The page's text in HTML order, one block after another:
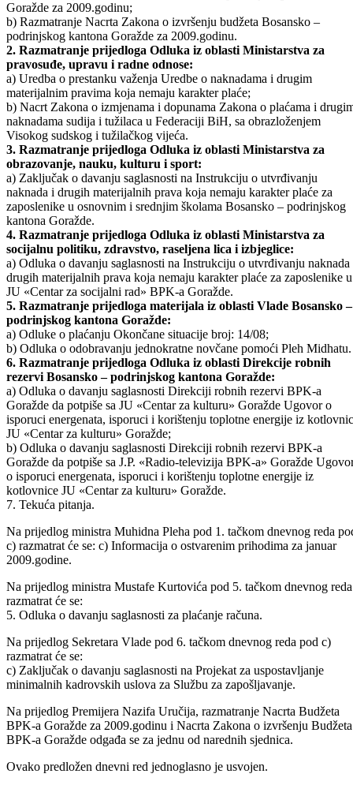
1. Razmatranje prijedloga Odluka iz oblasti Ministarstva za
finansije:
a) Razmatranje Nacrta Budžeta Bosansko – podrinjskog kantona
Goražde za 2009.godinu;
b) Razmatranje Nacrta Zakona o izvršenju budžeta Bosansko –
podrinjskog kantona Goražde za 2009.godinu.
2. Razmatranje prijedloga Odluka iz oblasti Ministarstva za
pravosuđe, upravu i radne odnose:
a) Uredba o prestanku važenja Uredbe o naknadama i drugim
materijalnim pravima koja nemaju karakter plaće;
b) Nacrt Zakona o izmjenama i dopunama Zakona o plaćama i
naknadama sudija i tužilaca u Federaciji BiH, sa obrazloženjem
Visokog sudskog i tužilačkog vijeća.
3. Razmatranje prijedloga Odluka iz oblasti Ministarstva za
obrazovanje, nauku, kulturu i sport:
a) Zaključak o davanju saglasnosti na Instrukciju o utvrđivanju
naknada i drugih materijalnih prava koja nemaju karakter plaće za
zaposlenike u osnovnim i srednjim školama Bosansko – podrinjskog
kantona Goražde.
4. Razmatranje prijedloga Odluka iz oblasti Ministarstva za
socijalnu politiku, zdravstvo, raseljena lica i izbjeglice:
a) Odluka o davanju saglasnosti na Instrukciju o utvrđivanju naknada
drugih materijalnih prava koja nemaju karakter plaće za zaposlenike u
JU «Centar za socijalni rad» BPK-a Goražde.
5. Razmatranje prijedloga materijala iz oblasti Vlade Bosansko –
podrinjskog kantona Goražde:
a) Odluke o plaćanju Okončane situacije broj: 14/08;
b) Odluka o odobravanju jednokratne novčane pomoći Pleh Midhatu.
6. Razmatranje prijedloga Odluka iz oblasti Direkcije robnih
rezervi Bosansko – podrinjskog kantona Goražde:
a) Odluka o davanju saglasnosti Direkciji robnih rezervi BPK-a
Goražde da potpiše sa JU «Centar za kulturu» Goražde Ugovor o
isporuci energenata, isporuci i korištenju toplotne energije iz
JU «Centar za kulturu» Goražde;
b) Odluka o davanju saglasnosti Direkciji robnih rezervi BPK-a
Goražde da potpiše sa J.P. «Radio-televizija BPK-a» Goražde
kotlovnice JU «Centar za kulturu» Goražde.
7. Tekuća pitanja.
c) razmatrat će se: c) Informacija o ostvarenim prihodima za januar
2009.godine.
razmatrat će se:
5. Odluka o davanju saglasnosti za plaćanje računa.
Na prijedlog Sekretara Vlade pod 6. tačkom dnevnog reda pod c)
c) Zaključak o davanju saglasnosti na Projekat za uspostavljanje
minimalnih kadrovskih uslova za Službu za zapošljavanje.
BPK-a Goražde za 2009.godinu i Nacrta Zakona o izvršenju Budžeta